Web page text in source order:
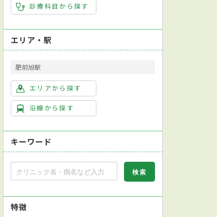
診療科目から探す
エリア・駅
肥前旭駅
エリアから探す
沿線から探す
キーワード
特徴